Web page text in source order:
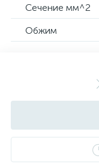
Сечение мм^2
Обжим